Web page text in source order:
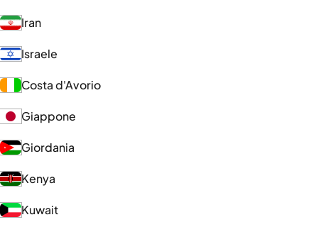
Iran
Israele
Costa d'Avorio
Giappone
Giordania
Kenya
Kuwait